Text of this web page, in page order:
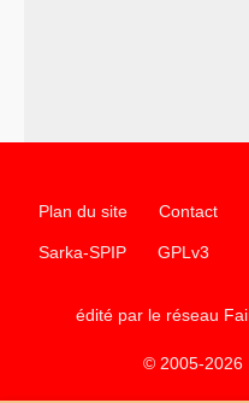
Plan du site Contact
Sarka-SPIP GPLv3
édité par le réseau
© 2005-2026